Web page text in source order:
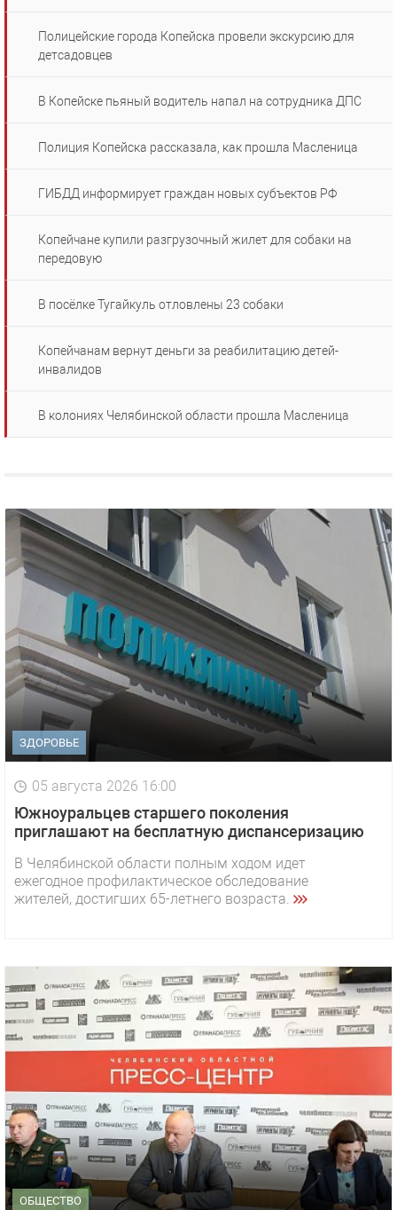
Полицейские города Копейска провели экскурсию для
детсадовцев
В Копейске пьяный водитель напал на сотрудника ДПС
Полиция Копейска рассказала, как прошла Масленица
ГИБДД информирует граждан новых субъектов РФ
Копейчане купили разгрузочный жилет для собаки на
передовую
В посёлке Тугайкуль отловлены 23 собаки
Копейчанам вернут деньги за реабилитацию детей-
инвалидов
В колониях Челябинской области прошла Масленица
ЗДОРОВЬЕ
05 августа 2026 16:00
Южноуральцев старшего поколения
приглашают на бесплатную диспансеризацию
В Челябинской области полным ходом идет
ежегодное профилактическое обследование
жителей, достигших 65-летнего возраста.
ОБЩЕСТВО